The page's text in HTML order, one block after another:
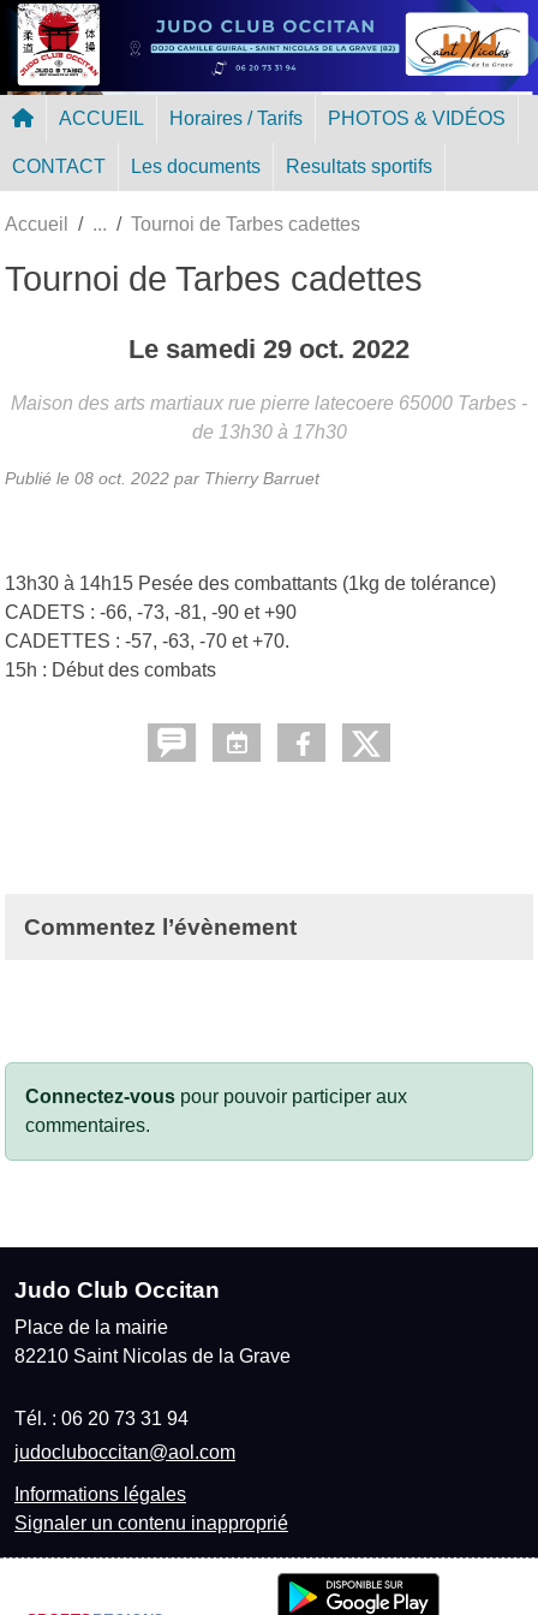
ACCUEIL Horaires / Tarifs PHOTOS & VIDÉOS
CONTACT Les documents Resultats sportifs
Accueil Tournoi de Tarbes cadettes
Tournoi de Tarbes cadettes
Le samedi 29 oct. 2022
Maison des arts martiaux rue pierre latecoere 65000 Tarbes -
de 13h30 à 17h30
Publié le 08 oct. 2022 par Thierry Barruet
13h30 à 14h15 Pesée des combattants (1kg de tolérance)
CADETS : -66, -73, -81, -90 et +90
CADETTES : -57, -63, -70 et +70.
15h : Début des combats
Commentez l’évènement
Connectez-vous pour pouvoir participer aux
commentaires.
Judo Club Occitan
Place de la mairie
82210 Saint Nicolas de la Grave
Tél. : 06 20 73 31 94
judocluboccitan@aol.com
Informations légales
Signaler un contenu inapproprié
Panneau de gestion des cookies